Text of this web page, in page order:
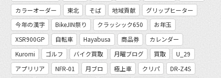
カラーオーダー
東北 そば 地域貢献
グリップヒーター
今年の漢字
BikeJIN祭り クラッシック650
お年玉
XSR900GP
自転車 Hayabusa 商品券
カレンダー
Kuromi
ゴルフ バイク買取 月曜ブログ 買取
U_29
アプリリア
NFR-01 月ブロ 極上車 クリパ
DR-Z4S